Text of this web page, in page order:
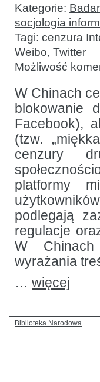
Kategorie:
socjologia
Tagi: cenzura
Weibo, Twitter
Możliwość
W Chinach
blokowanie
Facebook),
(tzw.
cenzury
platformy
podlegają
regulacje
W Chinach
wyrażania
… więcej
Biblioteka Narodowa